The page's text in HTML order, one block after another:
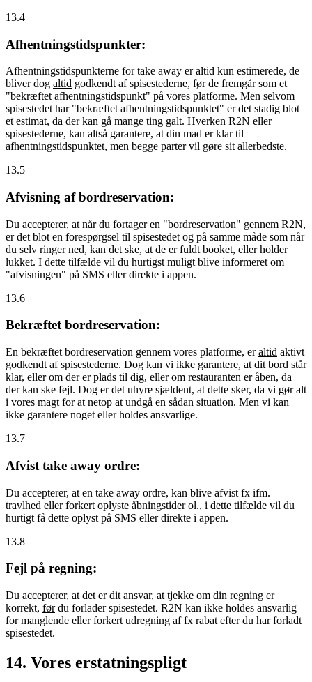
13.4
Afhentningstidspunkter:
Afhentningstidspunkterne for take away er altid kun estimerede, de
bliver dog altid godkendt af spisestederne, før de fremgår som et
"bekræftet afhentningstidspunkt" på vores platforme. Men selvom
spisestedet har "bekræftet afhentningstidspunktet" er det stadig blot
et estimat, da der kan gå mange ting galt. Hverken R2N eller
spisestederne, kan altså garantere, at din mad er klar til
afhentningstidspunktet, men begge parter vil gøre sit allerbedste.
13.5
Afvisning af bordreservation:
Du accepterer, at når du fortager en "bordreservation" gennem R2N,
er det blot en forespørgsel til spisestedet og på samme måde som når
du selv ringer ned, kan det ske, at de er fuldt booket, eller holder
lukket. I dette tilfælde vil du hurtigst muligt blive informeret om
"afvisningen" på SMS eller direkte i appen.
13.6
Bekræftet bordreservation:
En bekræftet bordreservation gennem vores platforme, eraltid aktivt
godkendt af spisestederne. Dog kan vi ikke garantere, at dit bord står
klar, eller om der er plads til dig, eller om restauranten er åben, da
der kan ske fejl. Dog er det uhyre sjældent, at dette sker, da vi gør alt
i vores magt for at netop at undgå en sådan situation. Men vi kan
ikke garantere noget eller holdes ansvarlige.
13.7
Afvist take away ordre:
Du accepterer, at en take away ordre, kan blive afvist fx ifm.
travlhed eller forkert oplyste åbningstider ol., i dette tilfælde vil du
hurtigt få dette oplyst på SMS eller direkte i appen.
13.8
Fejl på regning:
Du accepterer, at det er dit ansvar, at tjekke om din regning er
korrekt, førdu forlader spisestedet. R2N kan ikke holdes ansvarlig
for manglende eller forkert udregning af fx rabat efter du har forladt
spisestedet.
14. Vores erstatningspligt